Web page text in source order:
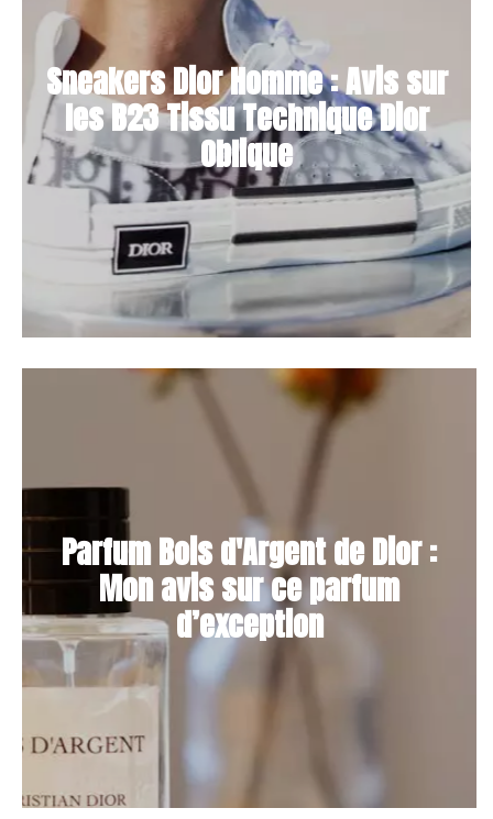
Sneakers Dior Homme : Avis sur
les B23 Tissu Technique Dior
Oblique
Parfum Bois d'Argent de Dior :
Mon avis sur ce parfum
d’exception